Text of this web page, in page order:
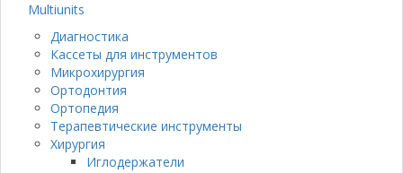
Multiunits
Диагностика
Кассеты для инструментов
Микрохирургия
Ортодонтия
Ортопедия
Терапевтические инструменты
Хирургия
Иглодержатели